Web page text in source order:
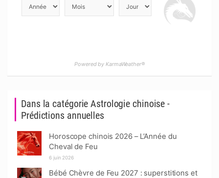
Dans la catégorie Astrologie chinoise -
Prédictions annuelles
Horoscope chinois 2026 – L’Année du
Cheval de Feu
6 juin 2026
Bébé Chèvre de Feu 2027 : superstitions et
Powered by KarmaWeather®